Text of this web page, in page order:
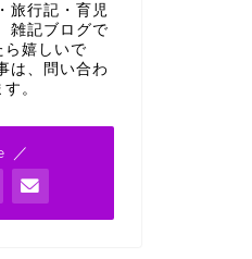
旅行記・育児
雑記ブログで
ら嬉しいで
は、問い合わ
。
／